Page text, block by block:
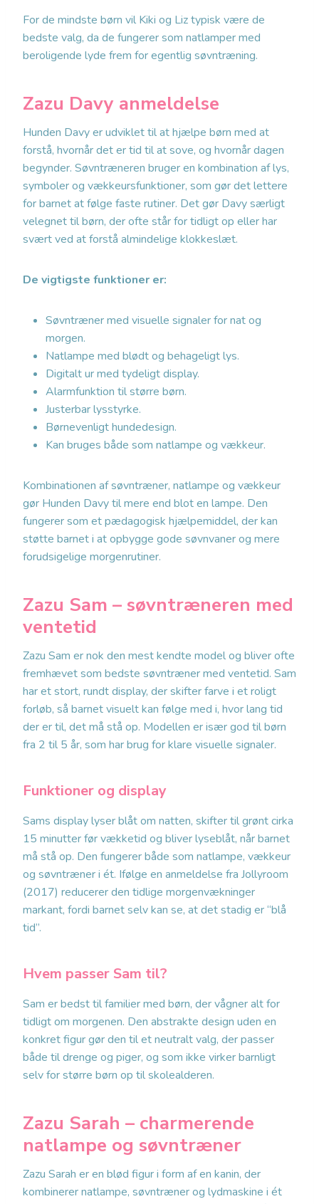
For de mindste børn vil Kiki og Liz typisk være de
bedste valg, da de fungerer som natlamper med
beroligende lyde frem for egentlig søvntræning.
Zazu Davy anmeldelse
Hunden Davy er udviklet til at hjælpe børn med at
forstå, hvornår det er tid til at sove, og hvornår dagen
begynder. Søvntræneren bruger en kombination af lys,
symboler og vækkeursfunktioner, som gør det lettere
for barnet at følge faste rutiner. Det gør Davy særligt
velegnet til børn, der ofte står for tidligt op eller har
svært ved at forstå almindelige klokkeslæt.
De vigtigste funktioner er:
Søvntræner med visuelle signaler for nat og
morgen.
Natlampe med blødt og behageligt lys.
Digitalt ur med tydeligt display.
Alarmfunktion til større børn.
Justerbar lysstyrke.
Børnevenligt hundedesign.
Kan bruges både som natlampe og vækkeur.
Kombinationen af søvntræner, natlampe og vækkeur
gør Hunden Davy til mere end blot en lampe. Den
fungerer som et pædagogisk hjælpemiddel, der kan
støtte barnet i at opbygge gode søvnvaner og mere
forudsigelige morgenrutiner.
Zazu Sam – søvntræneren med
ventetid
Zazu Sam er nok den mest kendte model og bliver ofte
fremhævet som bedste søvntræner med ventetid. Sam
har et stort, rundt display, der skifter farve i et roligt
forløb, så barnet visuelt kan følge med i, hvor lang tid
der er til, det må stå op. Modellen er især god til børn
fra 2 til 5 år, som har brug for klare visuelle signaler.
Funktioner og display
Sams display lyser blåt om natten, skifter til grønt cirka
15 minutter før vækketid og bliver lyseblåt, når barnet
må stå op. Den fungerer både som natlampe, vækkeur
og søvntræner i ét. Ifølge en anmeldelse fra Jollyroom
(2017) reducerer den tidlige morgenvækninger
markant, fordi barnet selv kan se, at det stadig er “blå
tid”.
Hvem passer Sam til?
Sam er bedst til familier med børn, der vågner alt for
tidligt om morgenen. Den abstrakte design uden en
konkret figur gør den til et neutralt valg, der passer
både til drenge og piger, og som ikke virker barnligt
selv for større børn op til skolealderen.
Zazu Sarah – charmerende
natlampe og søvntræner
Zazu Sarah er en blød figur i form af en kanin, der
kombinerer natlampe, søvntræner og lydmaskine i ét